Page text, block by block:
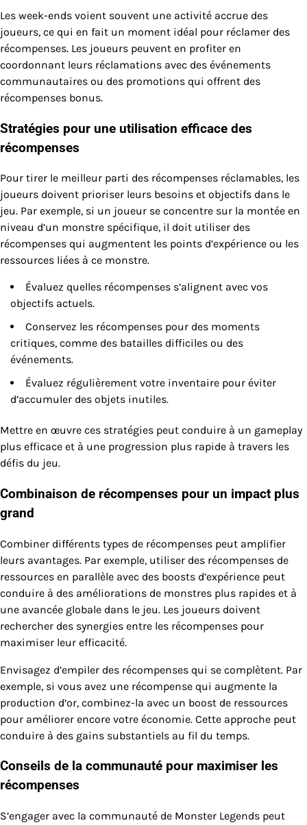
Les week-ends voient souvent une activité accrue des
joueurs, ce qui en fait un moment idéal pour réclamer des
récompenses. Les joueurs peuvent en profiter en
coordonnant leurs réclamations avec des événements
communautaires ou des promotions qui offrent des
récompenses bonus.
Stratégies pour une utilisation efficace des
récompenses
Pour tirer le meilleur parti des récompenses réclamables, les
joueurs doivent prioriser leurs besoins et objectifs dans le
jeu. Par exemple, si un joueur se concentre sur la montée en
niveau d’un monstre spécifique, il doit utiliser des
récompenses qui augmentent les points d’expérience ou les
ressources liées à ce monstre.
Évaluez quelles récompenses s’alignent avec vos
objectifs actuels.
Conservez les récompenses pour des moments
critiques, comme des batailles difficiles ou des
événements.
Évaluez régulièrement votre inventaire pour éviter
d’accumuler des objets inutiles.
Mettre en œuvre ces stratégies peut conduire à un gameplay
plus efficace et à une progression plus rapide à travers les
défis du jeu.
Combinaison de récompenses pour un impact plus
grand
Combiner différents types de récompenses peut amplifier
leurs avantages. Par exemple, utiliser des récompenses de
ressources en parallèle avec des boosts d’expérience peut
conduire à des améliorations de monstres plus rapides et à
une avancée globale dans le jeu. Les joueurs doivent
rechercher des synergies entre les récompenses pour
maximiser leur efficacité.
Envisagez d’empiler des récompenses qui se complètent. Par
exemple, si vous avez une récompense qui augmente la
production d’or, combinez-la avec un boost de ressources
pour améliorer encore votre économie. Cette approche peut
conduire à des gains substantiels au fil du temps.
Conseils de la communauté pour maximiser les
récompenses
S’engager avec la communauté de Monster Legends peut